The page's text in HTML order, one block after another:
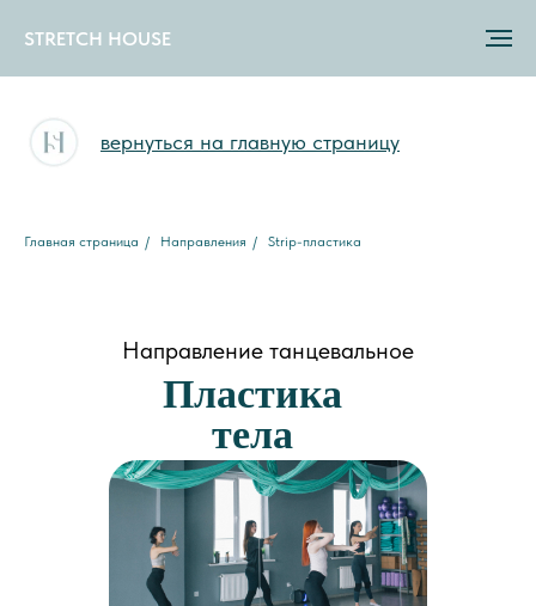
STRETCH HOUSE
вернуться на главную страницу
Главная страница / Направления / Strip-пластика
Пластика
тела
Направление танцевальное